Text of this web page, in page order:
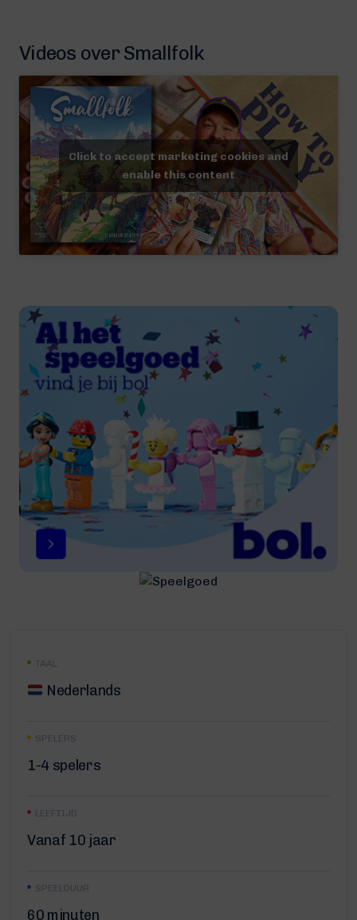
TAAL
Nederlands
SPELERS
1-4 spelers
LEEFTIJD
Vanaf 10 jaar
SPEELDUUR
60 minuten
Videos over Smallfolk
Click to accept marketing cookies and
enable this content